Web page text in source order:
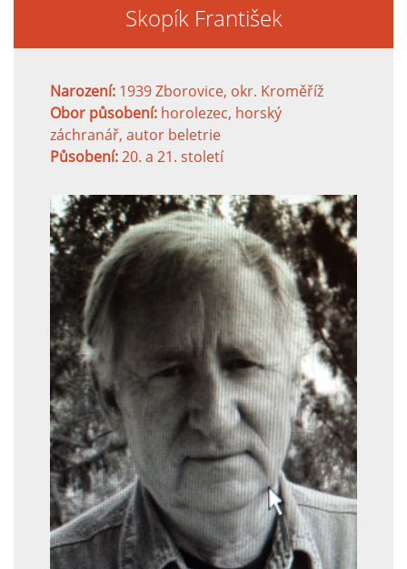
Skopík František
Narození: 1939 Zborovice, okr. Kroměříž
Obor působení: horolezec, horský
záchranář, autor beletrie
Působení:20. a 21. století